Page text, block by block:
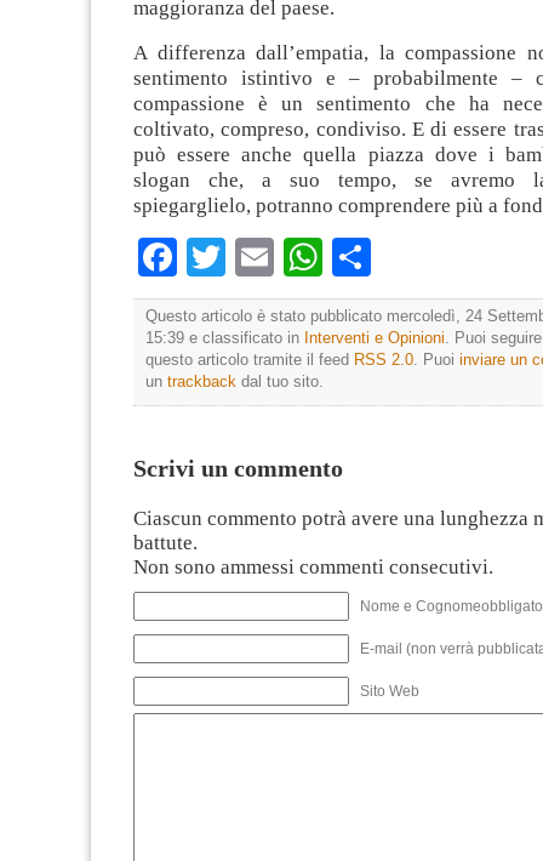
maggioranza del paese.
A differenza dall’empatia, la compassione
sentimento istintivo e – probabilmente –
compassione è un sentimento che ha
coltivato, compreso, condiviso. E di essere
può essere anche quella piazza dove i
slogan che, a suo tempo, se avremo
spiegarglielo, potranno comprendere più a
Facebook
TwitterEmailWhatsApp
Questo articolo è stato pubblicato mercoledì, 24
15:39 e classificato in Interventi e Opinioni . Puoi
questo articolo tramite il feed RSS 2.0 . Puoi inviare un
un trackback dal tuo sito.
Scrivi un commento
Ciascun commento potrà avere una lunghezza
battute.
Non sono ammessi commenti consecutivi.
Nome e
E-mail (non verrà
Sito Web